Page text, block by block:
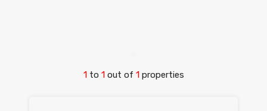
1to 1out of 1properties